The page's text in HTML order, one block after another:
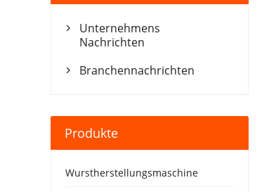

Unternehmens
Nachrichten
 Branchennachrichten
Produkte
Wurstherstellungsmaschine